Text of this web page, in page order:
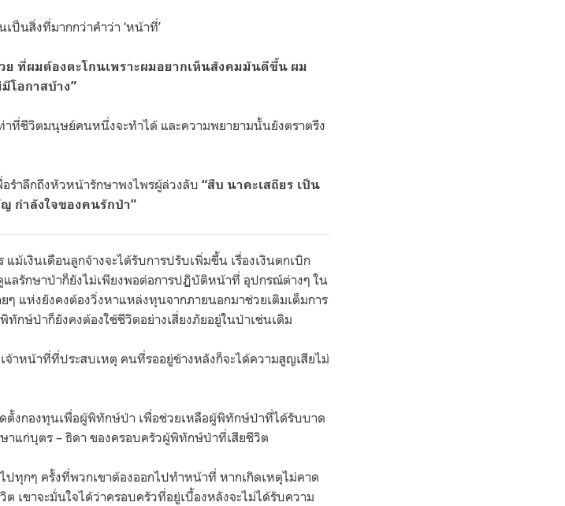
นสิ่งที่มากกว่าคำว่า ‘หน้าที่’
ย ที่ผมต้องตะโกนเพราะผมอยากเห็นสังคมมันดีขึ้น ผม
โอกาสบ้าง”
าที่ชีวิตมนุษย์คนหนึ่งจะทำได้ และความพยายามนั้นยังตราตรึง
รำลึกถึงหัวหน้ารักษาพงไพรผู้ล่วงลับ “สืบ นาคะเสถียร เป็น
กำลังใจของคนรักป่า”
ม้เงินเดือนลูกจ้างจะได้รับการปรับเพิ่มขึ้น เรื่องเงินตกเบิก
ลรักษาป่าก็ยังไม่เพียงพอต่อการปฏิบัติหน้าที่ อุปกรณ์ต่างๆ ใน
แห่งยังคงต้องวิ่งหาแหล่งทุนจากภายนอกมาช่วยเติมเต็มการ
กษ์ป่าก็ยังคงต้องใช้ชีวิตอย่างเสี่ยงภัยอยู่ในป่าเช่นเดิม
าหน้าที่ที่ประสบเหตุ คนที่รออยู่ข้างหลังก็จะได้ความสูญเสียไม่
ดตั้งกองทุนเพื่อผู้พิทักษ์ป่า เพื่อช่วยเหลือผู้พิทักษ์ป่าที่ได้รับบาด
ก่บุตร – ธิดา ของครอบครัวผู้พิทักษ์ป่าที่เสียชีวิต
ปทุกๆ ครั้งที่พวกเขาต้องออกไปทำหน้าที่ หากเกิดเหตุไม่คาด
เขาจะมั่นใจได้ว่าครอบครัวที่อยู่เบื้องหลังจะไม่ได้รับความ